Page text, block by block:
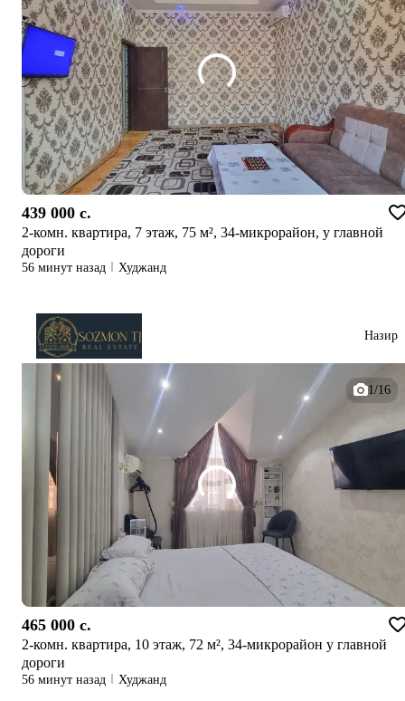
439 000 c.
2-комн. квартира, 7 этаж, 75 м², 34-микрорайон, у главной
дороги
56 минут назад Худжанд
Назир
1/16
465 000 c.
2-комн. квартира, 10 этаж, 72 м², 34-микрорайон у главной
дороги
56 минут назад Худжанд